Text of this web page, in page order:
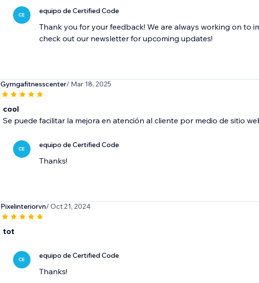
CE equipo de Certified Code
Thank you for your feedback! We are always working on to
check out our newsletter for upcoming updates!
Gymgafitnesscenter/ Mar 18, 2025
cool
Se puede facilitar la mejora en atención al cliente por medio de sitio
CE equipo de Certified Code
Thanks!
Pixelinteriorvn/ Oct 21, 2024
tot
CE equipo de Certified Code
Thanks!